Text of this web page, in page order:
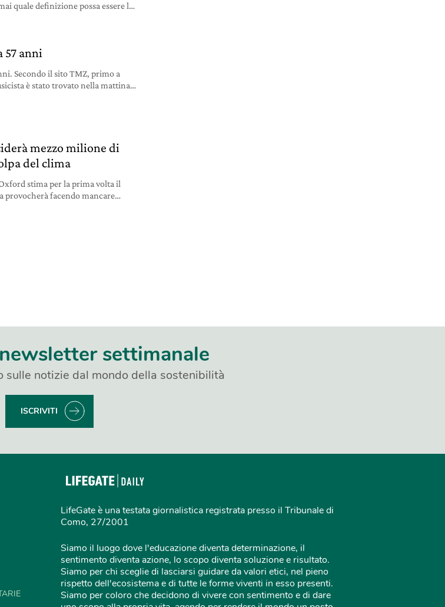
quale definizione possa essere la
21 aprile scorso nella sua casa-
degli animali e un
57 anni
Secondo il sito TMZ, primo a
è stato trovato nella mattinata
del Minnesota. I am
mezzo milione di
del clima
stima per la prima volta il
provocherà facendo mancare
settimanale
sulle notizie dal mondo della sostenibilità
ISCRIVITI
LifeGate è una testata giornalistica registrata presso il Tribunale di
Como, 27/2001
Siamo il luogo dove l'educazione diventa determinazione, il
sentimento diventa azione, lo scopo diventa soluzione e risultato.
Siamo per chi sceglie di lasciarsi guidare da valori etici, nel pieno
rispetto dell'ecosistema e di tutte le forme viventi in esso presenti.
Siamo per coloro che decidono di vivere con sentimento e di dare